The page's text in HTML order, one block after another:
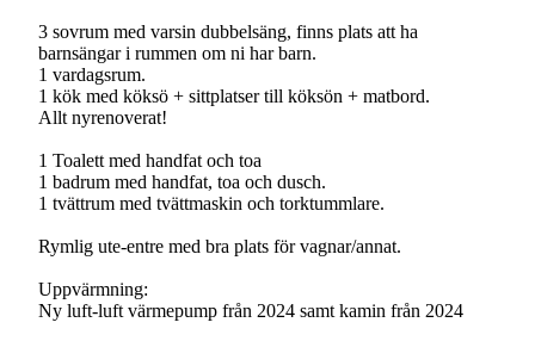
3 sovrum med varsin dubbelsäng, finns plats att ha
barnsängar i rummen om ni har barn.
1 vardagsrum.
1 kök med köksö + sittplatser till köksön + matbord.
Allt nyrenoverat!
1 Toalett med handfat och toa
1 badrum med handfat, toa och dusch.
1 tvättrum med tvättmaskin och torktummlare.
Rymlig ute-entre med bra plats för vagnar/annat.
Uppvärmning:
Ny luft-luft värmepump från 2024 samt kamin från 2024